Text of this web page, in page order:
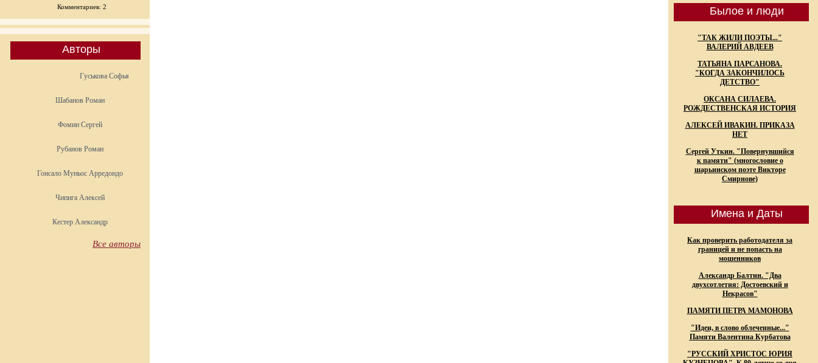
Комментариев: 2
Авторы
Гуськова Софья
Шабанов Роман
Фомин Сергей
Рубанов Роман
Гонсало Муньос Арредондо
Чипига Алексей
Кестер Александр
Все авторы
Былое и люди
"ТАК ЖИЛИ ПОЭТЫ..."
ВАЛЕРИЙ АВДЕЕВ
ТАТЬЯНА ПАРСАНОВА.
"КОГДА ЗАКОНЧИЛОСЬ
ДЕТСТВО"
ОКСАНА СИЛАЕВА.
РОЖДЕСТВЕНСКАЯ ИСТОРИЯ
АЛЕКСЕЙ ИВАКИН. ПРИКАЗА
НЕТ
Сергей Уткин. "Повернувшийся
к памяти" (многословие о
шарьинском поэте Викторе
Смирнове)
Имена и Даты
Как проверить работодателя за
границей и не попасть на
мошенников
Александр Балтин. "Два
двухсотлетия: Достоевский и
Некрасов"
ПАМЯТИ ПЕТРА МАМОНОВА
"Идеи, в слово облеченные..."
Памяти Валентина Курбатова
"РУССКИЙ ХРИСТОС ЮРИЯ